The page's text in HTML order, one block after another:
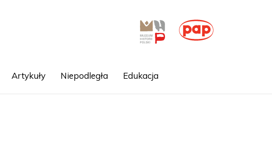
Artykuły Niepodległa Edukacja